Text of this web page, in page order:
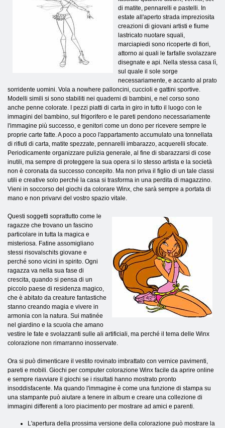
di matite, pennarelli e pastelli. In
estate all'aperto strada impreziosita
creazioni di giovani artisti e fiume
lastricato nuotare squali,
marciapiedi sono ricoperte di fiori,
attorno ai quali le farfalle svolazzare
disegnate e api. Nella stessa casa lì,
sul quale il sole sorge
necessariamente, e accanto al prato
sorridente uomini. Vola a nowhere palloncini, cuccioli e gattini sportive.
Modelli simili si sono stabiliti nei quaderni di bambini, e nel corso sono
anche penne colorate. I pezzi piatti di carta in giro in tutto il luogo con le
immagini del bambino, sul frigorifero e le pareti pendono necessariamente
l'immagine più successo, e genitori come un dono per ricevere sempre le
proprie carte fatte. A poco a poco l'appartamento accumulato una tonnellata
di rifiuti di carta, matite spezzate, pennarelli imbarazzo, acquerelli sfocate.
Periodicamente organizzare pulizia generale, al fine di sbarazzarsi di cose
inutili, ma sempre di proteggere la sua opera si lo stesso artista e la società
non è coronata da successo concepito. Ma non priva il figlio di un tale classi
utili e creative solo perché la casa si trasforma in una perdita di magazzino.
Vieni in soccorso del giochi da colorare Winx, che sarà sempre a portata di
mano e non privarvi del vostro spazio vitale.
Questi soggetti soprattutto come le
ragazze che trovano un fascino
particolare in tutta la magica e
misteriosa. Fatine assomigliano
stessi risovalschits giovane e
perché sono vicini in spirito. Ogni
ragazza va nella sua fase di
crescita, quando si pensa di un
piccolo paese di residenza magico,
che è abitato da creature fantastiche
stanno creando magia e vivere in
armonia con la natura. Sui matinée
nel giardino e la scuola che amano
vestire le fate e svolazzanti sulle ali artificiali, ma perché il tema delle Winx
colorazione non rimarranno inosservate.
Ora si può dimenticare il vestito rovinato imbrattato con vernice pavimenti,
pareti e mobili. Giochi per computer colorazione Winx facile da aprire online
e sempre riavviare il giochi se i risultati hanno mostrato pronto
insoddisfacente. Ma quando l'immagine è come una funzione di stampa su
una stampante può aiutare a tenere in album e creare una collezione di
immagini differenti a loro piacimento per mostrare ad amici e parenti.
L'apertura della prossima versione della colorazione può mostrare la